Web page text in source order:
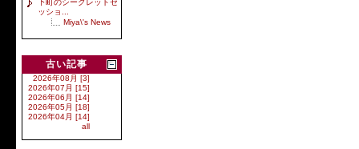
下町のシークレットセ
ッショ...
Miya\'s News
古い記事
2026年08月 [3]
2026年07月 [15]
2026年06月 [14]
2026年05月 [18]
2026年04月 [14]
all